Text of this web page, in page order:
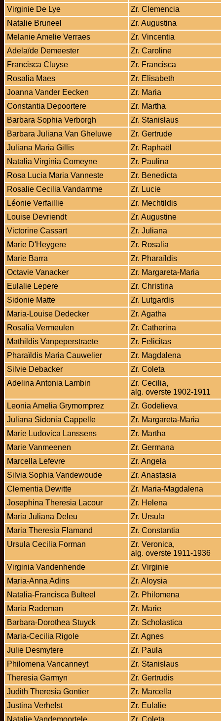
Virginie De Lye
Zr. Clemencia
Natalie Bruneel
Zr. Augustina
Melanie Amelie Verraes
Zr. Vincentia
Adelaïde Demeester
Zr. Caroline
Francisca Cluyse
Zr. Francisca
Rosalia Maes
Zr. Elisabeth
Joanna Vander Eecken
Zr. Maria
Constantia Depoortere
Zr. Martha
Barbara Sophia Verborgh
Zr. Stanislaus
Barbara Juliana Van Gheluwe
Zr. Gertrude
Juliana Maria Gillis
Zr. Raphaël
Natalia Virginia Comeyne
Zr. Paulina
Rosa Lucia Maria Vanneste
Zr. Benedicta
Rosalie Cecilia Vandamme
Zr. Lucie
Léonie Verfaillie
Zr. Mechtildis
Louise Devriendt
Zr. Augustine
Victorine Cassart
Zr. Juliana
Marie D'Heygere
Zr. Rosalia
Marie Barra
Zr. Pharaïldis
Octavie Vanacker
Zr. Margareta-Maria
Eulalie Lepere
Zr. Christina
Sidonie Matte
Zr. Lutgardis
Maria-Louise Dedecker
Zr. Agatha
Rosalia Vermeulen
Zr. Catherina
Mathildis Vanpeperstraete
Zr. Felicitas
Pharaïldis Maria Cauwelier
Zr. Magdalena
Silvie Debacker
Zr. Coleta
Adelina Antonia Lambin
Zr. Cecilia,
alg. overste 1902-1911
Leonia Amelia Grymomprez
Zr. Godelieva
Juliana Sidonia Cappelle
Zr. Margareta-Maria
Marie Ludovica Lanssens
Zr. Martha
Marie Vanmeenen
Zr. Germana
Marcella Lefevre
Zr. Angela
Silvia Sophia Vandewoude
Zr. Anastasia
Clementia Dewitte
Zr. Maria-Magdalena
Josephina Theresia Lacour
Zr. Helena
Maria Juliana Deleu
Zr. Ursula
Maria Theresia Flamand
Zr. Constantia
Ursula Cecilia Forman
Zr. Veronica,
alg. overste 1911-1936
Virginia Vandenhende
Zr. Virginie
Maria-Anna Adins
Zr. Aloysia
Natalia-Francisca Bulteel
Zr. Philomena
Maria Rademan
Zr. Marie
Barbara-Dorothea Stuyck
Zr. Scholastica
Maria-Cecilia Rigole
Zr. Agnes
Julie Desmytere
Zr. Paula
Philomena Vancanneyt
Zr. Stanislaus
Theresia Garmyn
Zr. Gertrudis
Judith Theresia Gontier
Zr. Marcella
Justina Verhelst
Zr. Eulalie
Natalie Vandemoortele
Zr. Coleta